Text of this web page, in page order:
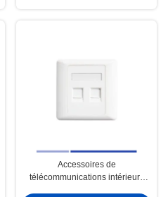
Accessoires de
télécommunications intérieurs